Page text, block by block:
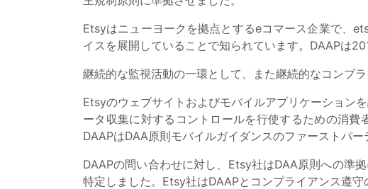
Etsyはニューヨークを拠点とするeコマース企業で、
イスを展開していることで知られています。DAAPは
継続的な監視活動の一環として、また継続的なコンプ
Etsyのウェブサイトおよびモバイルアプリケーション
ータ収集に対するコントロールを行使するための消費
DAAPはDAA原則モバイルガイダンスのファーストパ
DAAPの問い合わせに対し、Etsy社はDAA原則への準
特定しました。Etsy社はDAAPとコンプライアンス遵